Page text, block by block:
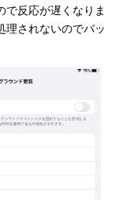
で反応が遅くなりま
理されないのでバッ